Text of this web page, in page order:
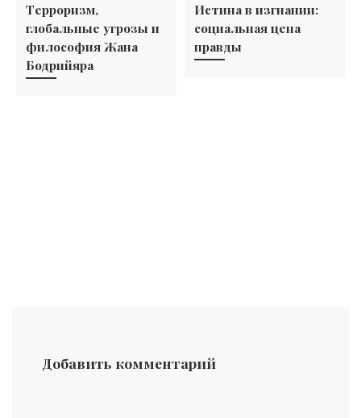
Терроризм,
глобальные угрозы и
философия Жана
Бодрийяра
Истина в изгнании:
социальная цена
правды
Добавить комментарий